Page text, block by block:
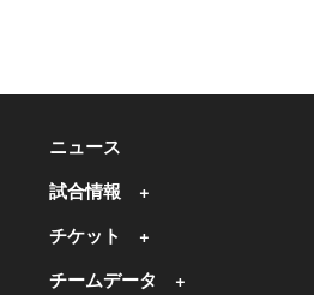
ニュース
試合情報
チケット
チームデータ